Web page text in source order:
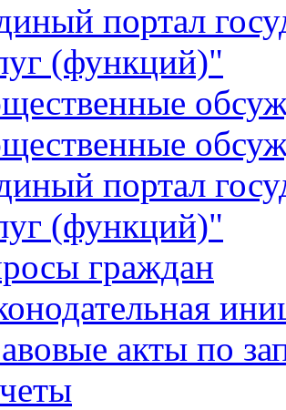
портал
(функций)"
портал
(функций)"
граждан
акты по